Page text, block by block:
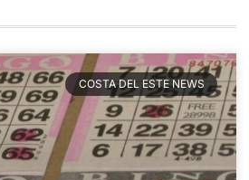
COSTA DEL ESTE NEWS